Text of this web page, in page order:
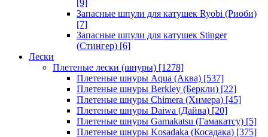
[9]
Запасные шпули для катушек Ryobi (Риоби)
[7]
Запасные шпули для катушек Stinger
(Стингер) [6]
Лески
Плетеные лески (шнуры) [1278]
Плетеные шнуры Aqua (Аква) [537]
Плетеные шнуры Berkley (Беркли) [22]
Плетеные шнуры Chimera (Химера) [45]
Плетеные шнуры Daiwa (Дайва) [20]
Плетеные шнуры Gamakatsu (Гамакатсу) [5]
Плетеные шнуры Kosadaka (Косадака) [375]